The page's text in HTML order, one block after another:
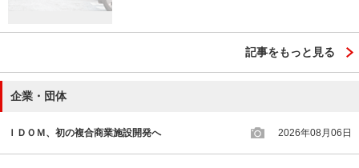
記事をもっと見る
企業・団体
ＩＤＯＭ、初の複合商業施設開発へ 2026年08月06日